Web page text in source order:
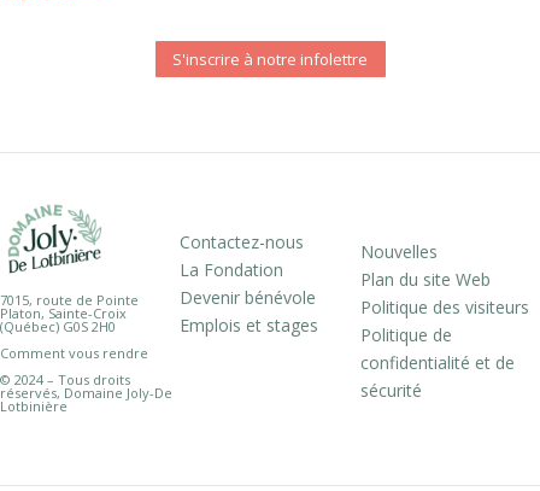
S'inscrire à notre infolettre
7015, route de Pointe
Platon, Sainte-Croix
(Québec) G0S 2H0
Comment vous rendre
© 2024 – Tous droits
réservés, Domaine Joly-De
Lotbinière
Contactez-nous
La Fondation
Devenir bénévole
Emplois et stages
Nouvelles
Plan du site Web
Politique des visiteurs
Politique de
confidentialité et de
sécurité